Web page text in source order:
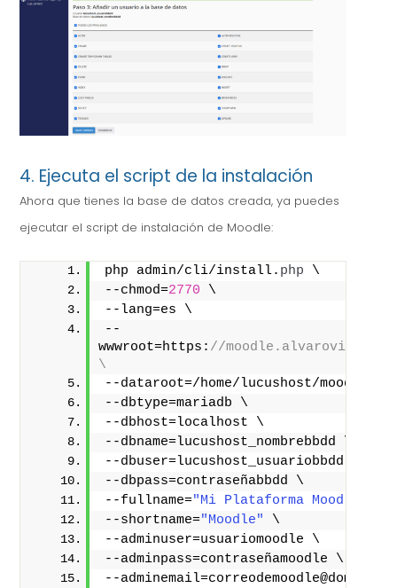
4. Ejecuta el script de la instalación
Ahora que tienes la base de datos creada, ya puedes
ejecutar el script de instalación de Moodle:
php admin/cli/install. php \
--chmod=2770 \
--lang=es \
--
wwwroot=https: //
\
--dataroot=/home/lucushost/
--dbtype=mariadb \
--dbhost=localhost \
--dbname=lucushost_nombrebbdd \
--dbuser=lucushost_usuariobbdd \
--dbpass=contraseñabbdd \
--fullname="Mi Plataforma Moodle"
--shortname="Moodle"
\
--adminuser=usuariomoodle \
--adminpass=contraseñamoodle \
--adminemail=correodemoodle@dominio.